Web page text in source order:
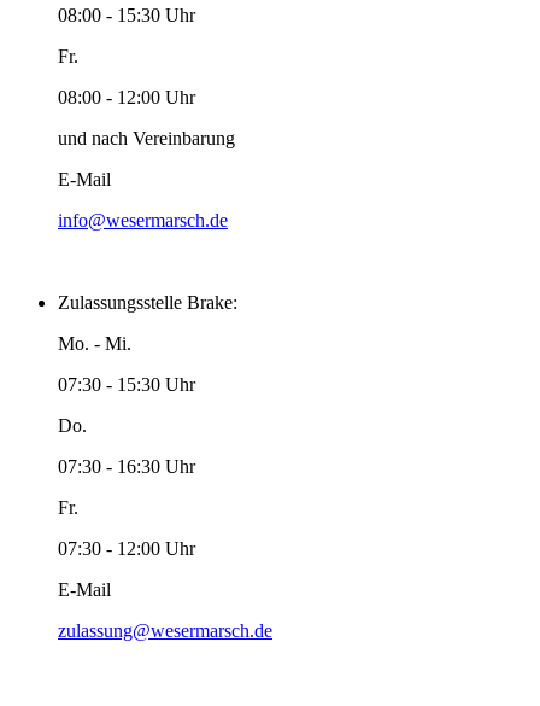
08:00 - 15:30 Uhr
Fr.
08:00 - 12:00 Uhr
und nach Vereinbarung
E-Mail
info@wesermarsch.de
Zulassungsstelle Brake:
Mo. - Mi.
07:30 - 15:30 Uhr
Do.
07:30 - 16:30 Uhr
Fr.
07:30 - 12:00 Uhr
E-Mail
zulassung@wesermarsch.de